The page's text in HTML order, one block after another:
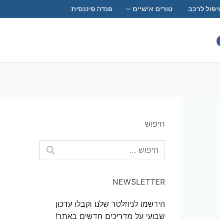
לרכב טורים אישיים פנדה פיננסית
חיפוש
NEWSLETTER
הירשמו לניוזלטר שלנו וקבלו עדכון
שבועי על מדריכים חדשים באתר!